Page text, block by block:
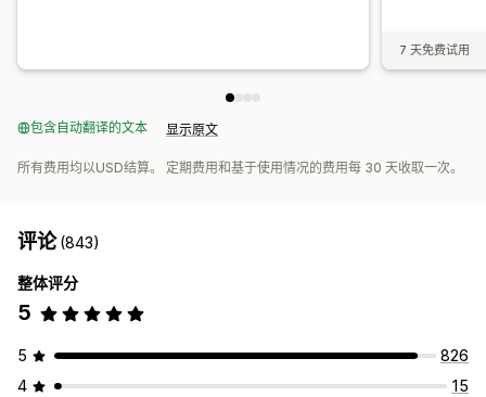
7 天免费试用
包含自动翻译的文本 显示原文
所有费用均以USD结算。 定期费用和基于使用情况的费用每 30 天收取一次。
评论(843)
整体评分
5
5
826
4
15